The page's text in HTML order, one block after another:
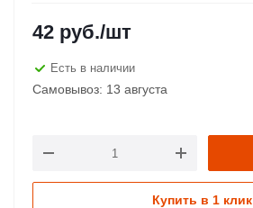
42 руб./шт
Есть в наличии
Самовывоз: 13 августа
Купить в 1 клик